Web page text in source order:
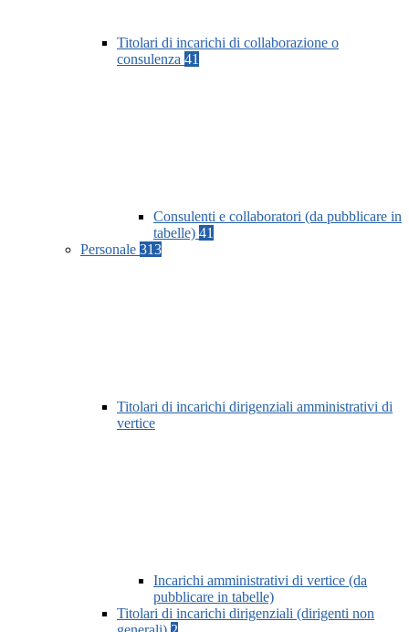
Titolari di incarichi di collaborazione o
consulenza 41
Consulenti e collaboratori (da pubblicare in
tabelle) 41
Personale 313
Titolari di incarichi dirigenziali amministrativi di
vertice
Incarichi amministrativi di vertice (da
pubblicare in tabelle)
Titolari di incarichi dirigenziali (dirigenti non